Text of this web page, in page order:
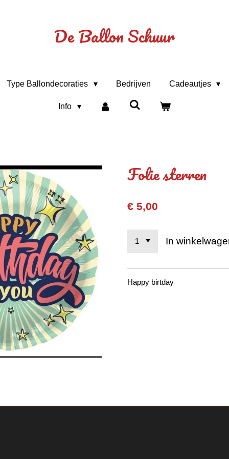
De Ballon Schuur
Type Ballondecoraties Bedrijven Cadeautjes
Info
Folie sterren
€ 5,00
In
Happy birtday